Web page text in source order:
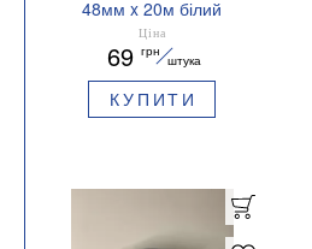
48мм x 20м білий
Buromax BM.7600
Ціна
69 грн
штука
КУПИТИ